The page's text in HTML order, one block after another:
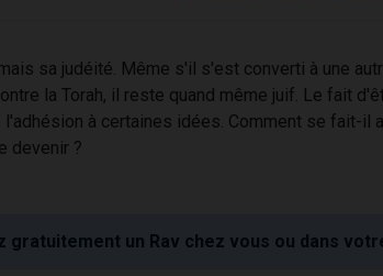
sa judéité. Même s'il s'est converti à une
la Torah, il reste quand même juif. Le fait
l'adhésion à certaines idées. Comment se fait-il
devenir ?
gratuitement un Rav chez vous ou dans